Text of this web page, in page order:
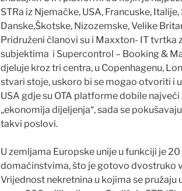
STRa iz Njemačke, USA, Francuske,
Danske,Škotske, Nizozemske, Velike
Pridruženi članovi su i Maxxton- IT tvrtka
subjektima i Supercontrol – Booking &
djeluje kroz tri centra, u Copenhagenu,
stvari stoje, uskoro bi se mogao otvoriti i
USA gdje su OTA platforme dobile
„ekonomija dijeljenja“, sada se
takvi poslovi.
U zemljama Europske unije u funkciji je
domaćinstvima, što je gotovo dvostruko
Vrijednost nekretnina u kojima se pružaju